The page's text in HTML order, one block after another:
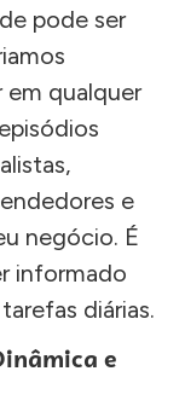
pode ser
qualquer
e
negócio. É
informado
diárias.
e